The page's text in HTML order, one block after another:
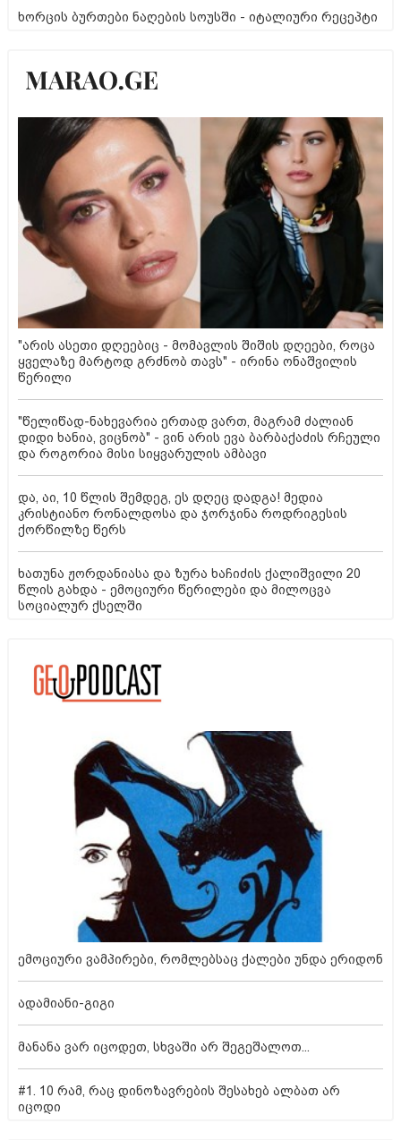
ხორცის ბურთები ნაღების სოუსში - იტალიური რეცეპტი
"არის ასეთი დღეებიც - მომავლის შიშის დღეები, როცა
ყველაზე მარტოდ გრძნობ თავს" - ირინა ონაშვილის
წერილი
"წელიწად-ნახევარია ერთად ვართ, მაგრამ ძალიან
დიდი ხანია, ვიცნობ" - ვინ არის ევა ბარბაქაძის რჩეული
და როგორია მისი სიყვარულის ამბავი
და, აი, 10 წლის შემდეგ, ეს დღეც დადგა! მედია
კრისტიანო რონალდოსა და ჯორჯინა როდრიგესის
ქორწილზე წერს
ხათუნა ჟორდანიასა და ზურა ხაჩიძის ქალიშვილი 20
წლის გახდა - ემოციური წერილები და მილოცვა
სოციალურ ქსელში
ემოციური ვამპირები, რომლებსაც ქალები უნდა ერიდონ
ადამიანი-გიგი
მანანა ვარ იცოდეთ, სხვაში არ შეგეშალოთ...
#1. 10 რამ, რაც დინოზავრების შესახებ ალბათ არ
იცოდი